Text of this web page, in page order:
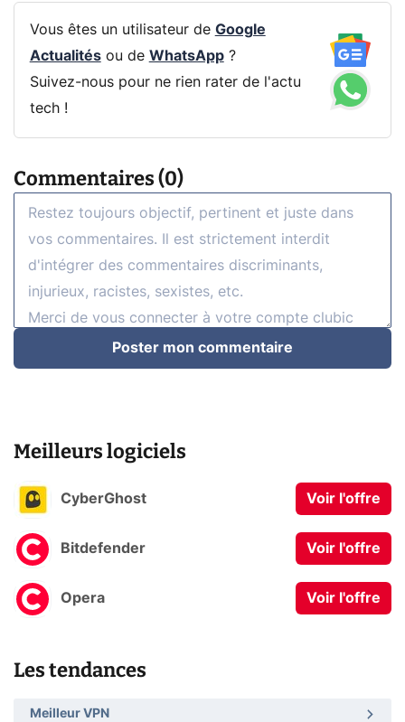
Vous êtes un utilisateur de Google
Actualitésou de WhatsApp?
Suivez-nous pour ne rien rater de l'actu
tech !
Commentaires (0)
Poster mon commentaire
Meilleurs logiciels
CyberGhost Voir l'offre
Bitdefender Voir l'offre
Opera Voir l'offre
Les tendances
Meilleur VPN